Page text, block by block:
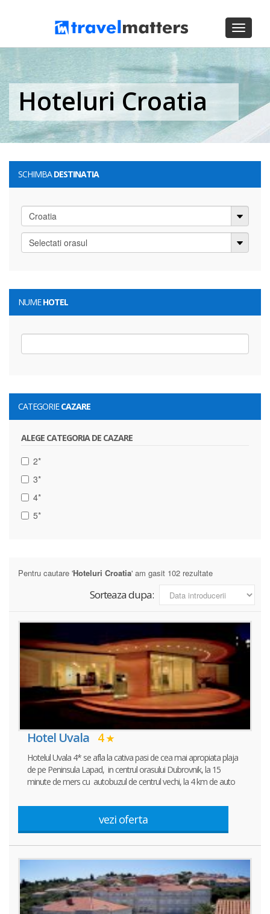
Toggle
Hoteluri Croatia
SCHIMBADESTINATIA
NUMEHOTEL
CATEGORIECAZARE
ALEGE CATEGORIA DE CAZARE
2*
3*
4*
5*
Pentru cautare 'Hoteluri Croatia' am gasit 102 rezultate
Sorteaza dupa:
Hotel Uvala 4
Hotelul Uvala 4* se afla la cativa pasi de cea mai apropiata plaja
de pe Peninsula Lapad, in centrul orasului Dubrovnik, la 15
minute de mers cu autobuzul de centrul vechi, la 4 km de auto
vezi oferta